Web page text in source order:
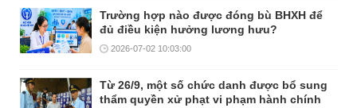
Trường hợp nào được đóng bù BHXH để
đủ điều kiện hưởng lương hưu?
2026-07-02 10:03:00
Từ 26/9, một số chức danh được bổ sung
thẩm quyền xử phạt vi phạm hành chính